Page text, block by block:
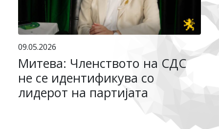
09.05.2026
Митева: Членството на СДС
не се идентификува со
лидерот на партијата